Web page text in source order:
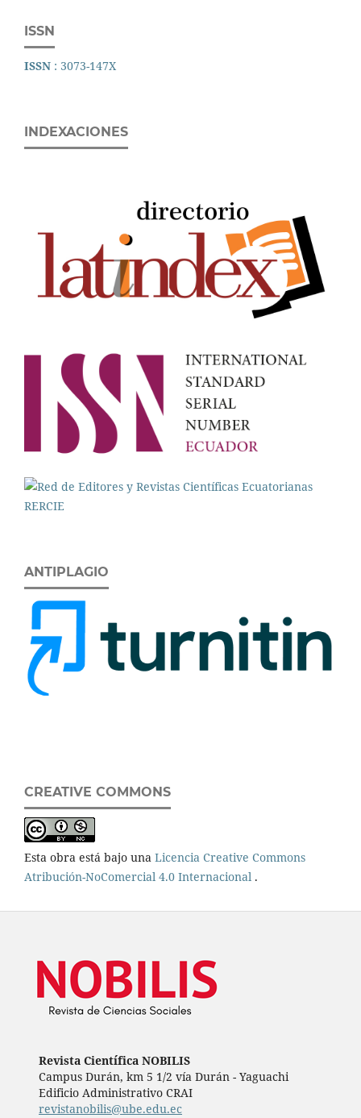
ISSN
ISSN : 3073-147X
INDEXACIONES
ANTIPLAGIO
CREATIVE COMMONS
Esta obra está bajo una Licencia Creative Commons
Atribución-NoComercial 4.0 Internacional .
Revista Científica NOBILIS
Campus Durán, km 5 1/2 vía Durán - Yaguachi
Edificio Administrativo CRAI
revistanobilis@ube.edu.ec